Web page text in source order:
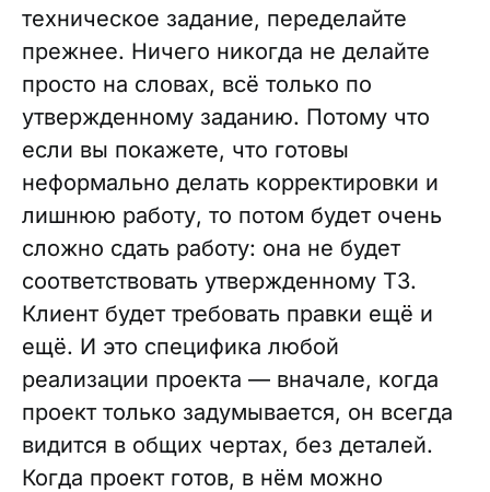
техническое задание, переделайте
прежнее. Ничего никогда не делайте
просто на словах, всё только по
утвержденному заданию. Потому что
если вы покажете, что готовы
неформально делать корректировки и
лишнюю работу, то потом будет очень
сложно сдать работу: она не будет
соответствовать утвержденному ТЗ.
Клиент будет требовать правки ещё и
ещё. И это специфика любой
реализации проекта — вначале, когда
проект только задумывается, он всегда
видится в общих чертах, без деталей.
Когда проект готов, в нём можно